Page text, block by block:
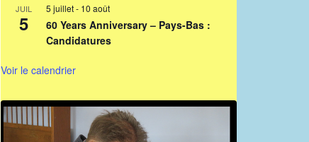
JUIL
5
5 juillet- 10 août
60 Years Anniversary – Pays-Bas :
Candidatures
Voir le calendrier
PORTRAITS